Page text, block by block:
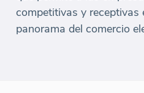
competitivas y receptivas
panorama del comercio